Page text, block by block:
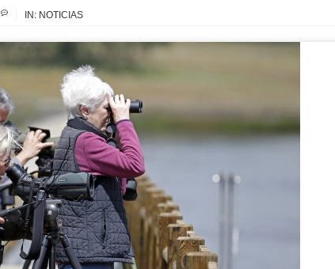
IN: NOTICIAS